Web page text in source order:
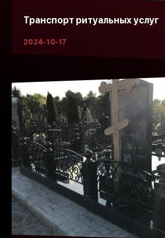
Транспорт ритуальных услуг
2024-10-17